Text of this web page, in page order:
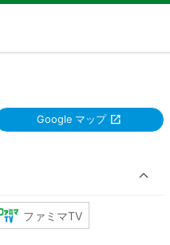
Google マップ
ファミマTV